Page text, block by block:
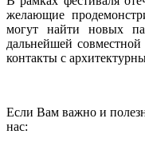
желающие
могут найти новых
дальнейшей
контакты с
Если Вам важно и
нас: